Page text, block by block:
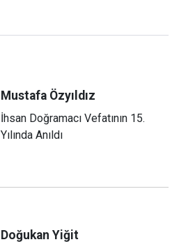
Mustafa Özyıldız
İhsan Doğramacı Vefatının 15.
Yılında Anıldı
DoğukanYiğit